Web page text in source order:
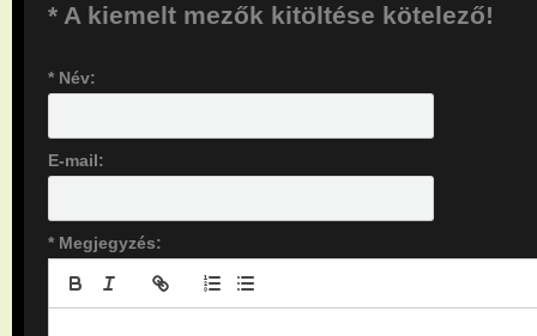
* A kiemelt mezők kitöltése kötelező!
* Név:
E-mail:
* Megjegyzés: